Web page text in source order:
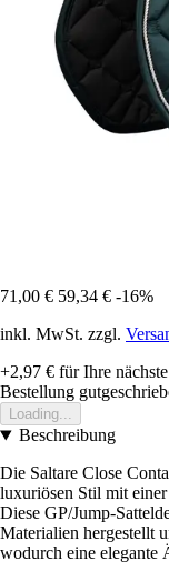
71,00 € 59,34 € -16%
inkl. MwSt. zzgl.
+2,97 € für Ihre
Bestellung
Loading...
Beschreibung
Die Saltare Close
luxuriösen Stil mit
Diese GP/Jump-
Materialien hergestellt
wodurch eine elegante